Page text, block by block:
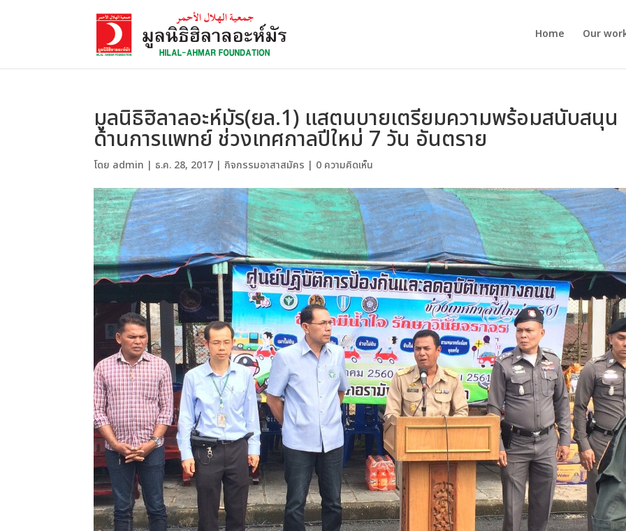
Home Our
มูลนิธิฮิลาลอะห์มัร(ยล.1) แสตนบายเตรียมความพร้อมสนับสนุน
ด้านการแพทย์ ช่วงเทศกาลปีใหม่ 7 วัน อันตราย
โดย admin | ธ.ค. 28, 2017 | กิจกรรมอาสาสมัคร | 0 ความคิดเห็น